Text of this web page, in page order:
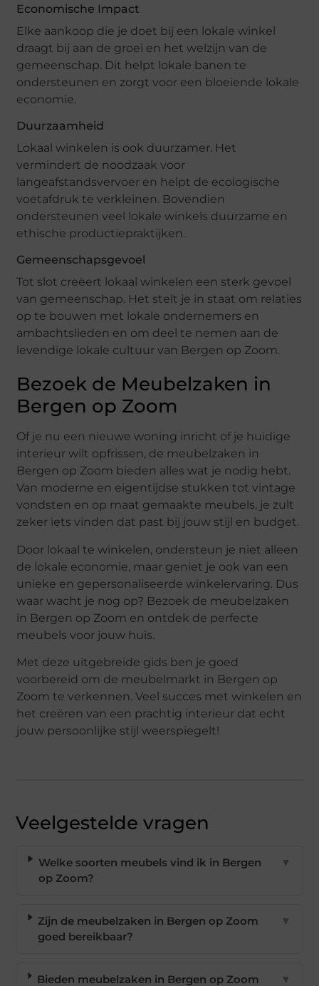
Economische Impact
Elke aankoop die je doet bij een lokale winkel
draagt bij aan de groei en het welzijn van de
gemeenschap. Dit helpt lokale banen te
ondersteunen en zorgt voor een bloeiende lokale
economie.
Duurzaamheid
Lokaal winkelen is ook duurzamer. Het
vermindert de noodzaak voor
langeafstandsvervoer en helpt de ecologische
voetafdruk te verkleinen. Bovendien
ondersteunen veel lokale winkels duurzame en
ethische productiepraktijken.
Gemeenschapsgevoel
Tot slot creëert lokaal winkelen een sterk gevoel
van gemeenschap. Het stelt je in staat om relaties
op te bouwen met lokale ondernemers en
ambachtslieden en om deel te nemen aan de
levendige lokale cultuur van Bergen op Zoom.
Bezoek de Meubelzaken in
Bergen op Zoom
Of je nu een nieuwe woning inricht of je huidige
interieur wilt opfrissen, de meubelzaken in
Bergen op Zoom bieden alles wat je nodig hebt.
Van moderne en eigentijdse stukken tot vintage
vondsten en op maat gemaakte meubels, je zult
zeker iets vinden dat past bij jouw stijl en budget.
Door lokaal te winkelen, ondersteun je niet alleen
de lokale economie, maar geniet je ook van een
unieke en gepersonaliseerde winkelervaring. Dus
waar wacht je nog op? Bezoek de meubelzaken
in Bergen op Zoom en ontdek de perfecte
meubels voor jouw huis.
Met deze uitgebreide gids ben je goed
voorbereid om de meubelmarkt in Bergen op
Zoom te verkennen. Veel succes met winkelen en
het creëren van een prachtig interieur dat echt
jouw persoonlijke stijl weerspiegelt!
Veelgestelde vragen
Welke soorten meubels vind ik in Bergen
op Zoom?
▼
Zijn de meubelzaken in Bergen op Zoom
goed bereikbaar?
▼
Bieden meubelzaken in Bergen op Zoom ▼